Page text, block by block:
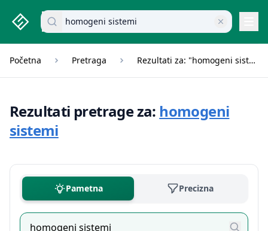
studenti.rs home page
Pretraži dokumente
Početna Pretraga Rezultati za: "homogeni sistemi"
Rezultati pretrage za: homogeni
sistemi
Pametna Precizna